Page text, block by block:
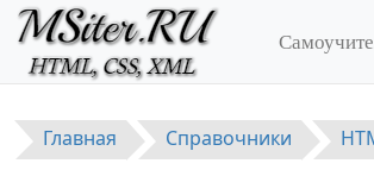
Перейти к основному содержанию
Главная Справочники
dfn
dialog
div